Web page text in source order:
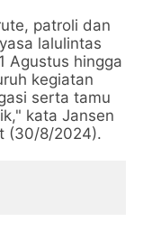
patroli dan
lalulintas
Agustus hingga
kegiatan
serta tamu
kata Jansen
(30/8/2024).